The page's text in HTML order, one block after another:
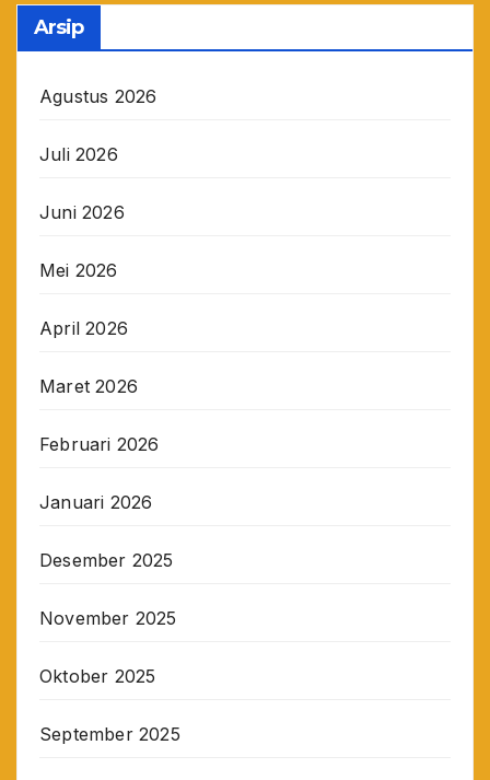
Arsip
Agustus 2026
Juli 2026
Juni 2026
Mei 2026
April 2026
Maret 2026
Februari 2026
Januari 2026
Desember 2025
November 2025
Oktober 2025
September 2025